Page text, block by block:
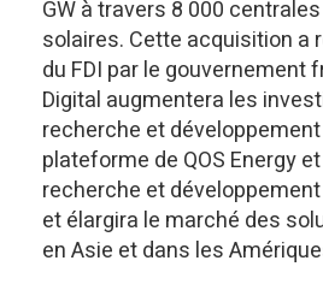
GW à travers 8 000
solaires. Cette acquisition a
du FDI par le gouvernement
Digital augmentera les
recherche et
plateforme de QOS Energy et
recherche et
et élargira le marché des
en Asie et dans les